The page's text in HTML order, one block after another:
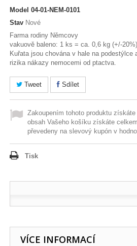
Model 04-01-NEM-0101
Stav Nové
Farma rodiny Němcovy
vakuově baleno: 1 ks = ca. 0,6 kg (+/-20%)
Kuřata jsou chována v hale na podestýlce
rizika nákazy nemocemi od ptactva.
Tweet Sdílet
Zakoupením tohoto produktu získáte
obsah Vašeho košíku získáte celkem
převedeny na slevový kupón v
Tisk
VÍCE INFORMACÍ